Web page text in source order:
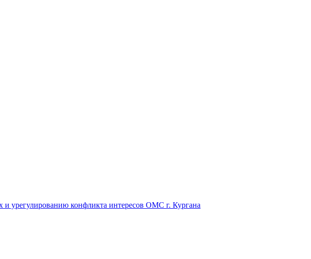
урегулированию конфликта интересов ОМС г. Кургана